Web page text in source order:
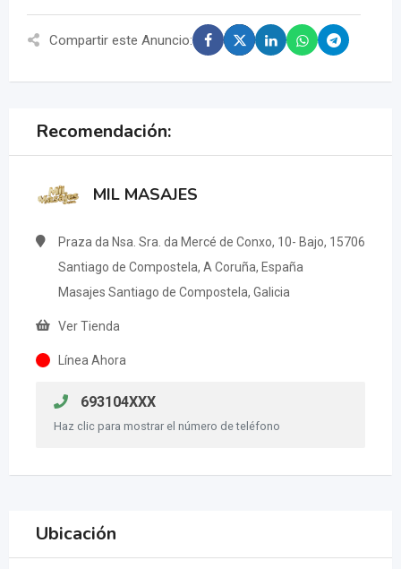
Compartir este Anuncio:
Recomendación:
MIL MASAJES
Praza da Nsa. Sra. da Mercé de Conxo, 10- Bajo, 15706
Santiago de Compostela, A Coruña, España
Masajes Santiago de Compostela, Galicia
Ver Tienda
Línea Ahora
693104XXX
Haz clic para mostrar el número de teléfono
Ubicación